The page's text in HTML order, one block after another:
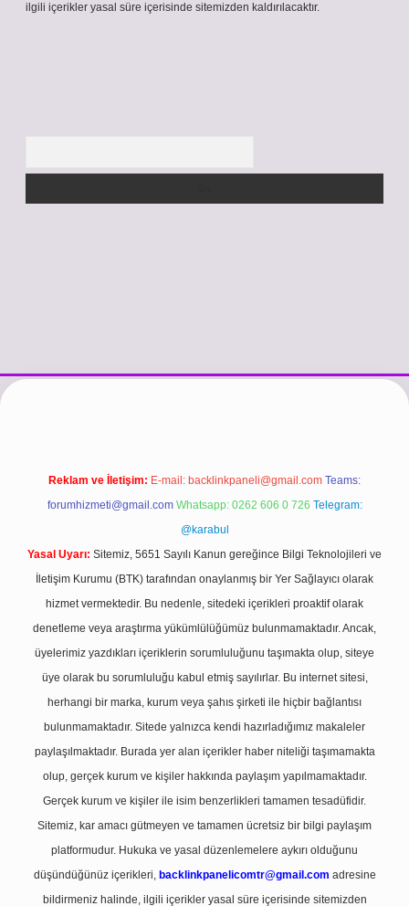
ilgili içerikler yasal süre içerisinde sitemizden kaldırılacaktır.
https://www.betexper.xyz/betci.cobetci girişhiltonbet güncel
Reklam ve İletişim: E-mail: backlinkpaneli@gmail.com Teams:
forumhizmeti@gmail.com Whatsapp: 0262 606 0 726 Telegram:
@karabul
Yasal Uyarı: Sitemiz, 5651 Sayılı Kanun gereğince Bilgi Teknolojileri ve
İletişim Kurumu (BTK) tarafından onaylanmış bir Yer Sağlayıcı olarak
hizmet vermektedir. Bu nedenle, sitedeki içerikleri proaktif olarak
denetleme veya araştırma yükümlülüğümüz bulunmamaktadır. Ancak,
üyelerimiz yazdıkları içeriklerin sorumluluğunu taşımakta olup, siteye
üye olarak bu sorumluluğu kabul etmiş sayılırlar. Bu internet sitesi,
herhangi bir marka, kurum veya şahıs şirketi ile hiçbir bağlantısı
bulunmamaktadır. Sitede yalnızca kendi hazırladığımız makaleler
paylaşılmaktadır. Burada yer alan içerikler haber niteliği taşımamakta
olup, gerçek kurum ve kişiler hakkında paylaşım yapılmamaktadır.
Gerçek kurum ve kişiler ile isim benzerlikleri tamamen tesadüfidir.
Sitemiz, kar amacı gütmeyen ve tamamen ücretsiz bir bilgi paylaşım
platformudur. Hukuka ve yasal düzenlemelere aykırı olduğunu
düşündüğünüz içerikleri, backlinkpanelicomtr@gmail.com adresine
bildirmeniz halinde, ilgili içerikler yasal süre içerisinde sitemizden